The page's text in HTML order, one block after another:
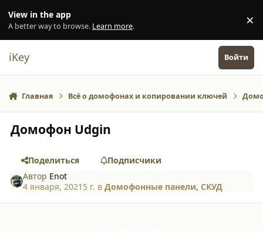
View in the app
A better way to browse. Learn more. ×
iKey Войти
Главная Всё о домофонах и копировании ключей
Домофон Udgin
Поделиться
Подписчики
Автор Enot
4 января, 2021 5 г. вДомофонные панели, СКУД